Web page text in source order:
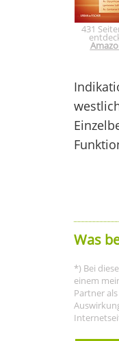
431
Was
*) Bei
einem
Partner